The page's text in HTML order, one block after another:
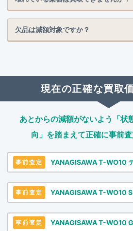
欠品は減額対象ですか？
現在の正確な買取
あとからの減額がないよう「状
向」を踏まえて正確に事前査
事前査定 YANAGISAWA T-WO10
事前査定 YANAGISAWA T-WO10
事前査定 YANAGISAWA T-WO10